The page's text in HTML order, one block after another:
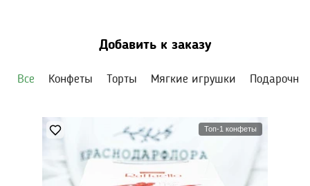
Добавить к заказу
Все Конфеты Торты Мягкие игрушки
Топ-1 конфеты